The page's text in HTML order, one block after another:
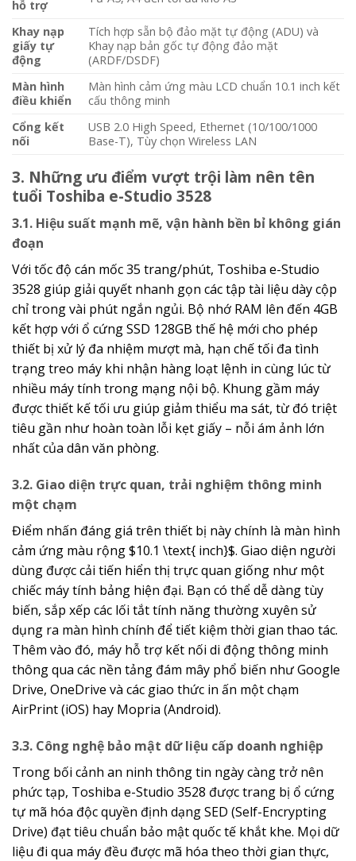
hỗ trợ
Khay nạp
giấy tự
động
Tích hợp sẵn bộ đảo mặt tự động (ADU) và
Khay nạp bản gốc tự động đảo mặt
(ARDF/DSDF)
Màn hình
điều khiển
Màn hình cảm ứng màu LCD chuẩn 10.1 inchkết
cấu thông minh
Cổng kết
nối
USB 2.0 High Speed, Ethernet (10/100/1000
Base-T), Tùy chọn Wireless LAN
3. Những ưu điểm vượt trội làm nên tên
tuổi Toshiba e-Studio 3528
3.1. Hiệu suất mạnh mẽ, vận hành bền bỉ không gián
đoạn
Với tốc độ cán mốc 35 trang/phút, Toshiba e-Studio
3528 giúp giải quyết nhanh gọn các tập tài liệu dày cộp
chỉ trong vài phút ngắn ngủi. Bộ nhớ RAM lên đến 4GB
kết hợp với ổ cứng SSD 128GB thế hệ mới cho phép
thiết bị xử lý đa nhiệm mượt mà, hạn chế tối đa tình
trạng treo máy khi nhận hàng loạt lệnh in cùng lúc từ
nhiều máy tính trong mạng nội bộ. Khung gầm máy
được thiết kế tối ưu giúp giảm thiểu ma sát, từ đó triệt
tiêu gần như hoàn toàn lỗi kẹt giấy – nỗi ám ảnh lớn
nhất của dân văn phòng.
3.2. Giao diện trực quan, trải nghiệm thông minh
một chạm
Điểm nhấn đáng giá trên thiết bị này chính là màn hình
cảm ứng màu rộng$10.1 \text{ inch}$. Giao diện người
dùng được cải tiến hiển thị trực quan giống như một
chiếc máy tính bảng hiện đại. Bạn có thể dễ dàng tùy
biến, sắp xếp các lối tắt tính năng thường xuyên sử
dụng ra màn hình chính để tiết kiệm thời gian thao tác.
Thêm vào đó, máy hỗ trợ kết nối di động thông minh
thông qua các nền tảng đám mây phổ biến như Google
Drive, OneDrive và các giao thức in ấn một chạm
AirPrint (iOS) hay Mopria (Android).
3.3. Công nghệ bảo mật dữ liệu cấp doanh nghiệp
Trong bối cảnh an ninh thông tin ngày càng trở nên
phức tạp, Toshiba e-Studio 3528 được trang bị ổ cứng
tự mã hóa độc quyền định dạng SED (Self-Encrypting
Drive) đạt tiêu chuẩn bảo mật quốc tế khắt khe. Mọi dữ
liệu đi qua máy đều được mã hóa theo thời gian thực,